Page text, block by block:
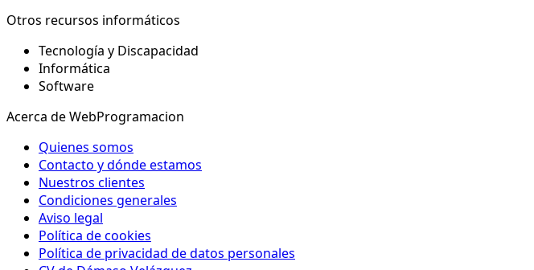
Otros recursos informáticos
Tecnología y Discapacidad
Informática
Software
Acerca de WebProgramacion
Quienes somos
Contacto y dónde estamos
Nuestros clientes
Condiciones generales
Aviso legal
Política de cookies
Política de privacidad de datos personales